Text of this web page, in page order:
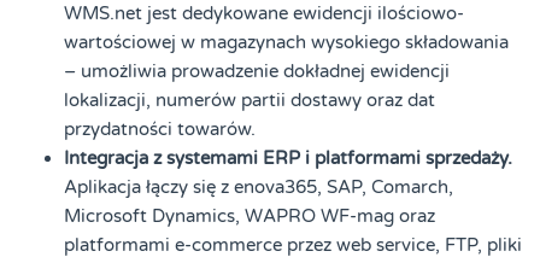
WMS.net jest dedykowane ewidencji ilościowo-
wartościowej w magazynach wysokiego składowania
– umożliwia prowadzenie dokładnej ewidencji
lokalizacji, numerów partii dostawy oraz dat
przydatności towarów.
Integracja z systemami ERP i platformami sprzedaży.
Aplikacja łączy się z enova365, SAP, Comarch,
Microsoft Dynamics, WAPRO WF-mag oraz
platformami e-commerce przez web service, FTP, pliki